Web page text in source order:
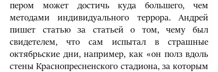
пером может достичь куда большего, чем
методами индивидуального террора. Андрей
пишет статью за статьей о том, чему был
свидетелем, что сам испытал в страшные
октябрьские дни, например, как «он полз вдоль
стены Краснопресненского стадиона, за которым